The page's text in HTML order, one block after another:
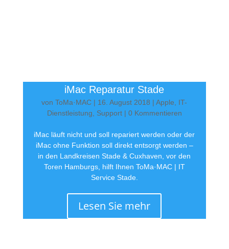
iMac Reparatur Stade
vonToMa·MAC | 16. August 2018 |Apple, IT-
Dienstleistung, Support| 0 Kommentieren
iMac läuft nicht und soll repariert werden oder der
iMac ohne Funktion soll direkt entsorgt werden –
in den Landkreisen Stade & Cuxhaven, vor den
Toren Hamburgs, hilft Ihnen ToMa·MAC | IT
Service Stade.
Lesen Sie mehr